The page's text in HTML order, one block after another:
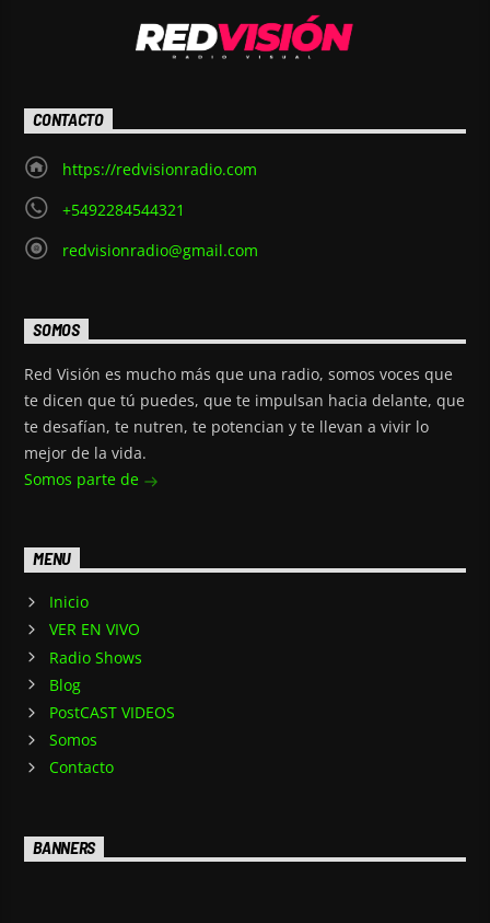
CONTACTO
https://redvisionradio.com
+5492284544321
redvisionradio@gmail.com
SOMOS
Red Visión es mucho más que una radio, somos voces que
te dicen que tú puedes, que te impulsan hacia delante, que
te desafían, te nutren, te potencian y te llevan a vivir lo
mejor de la vida.
Somos parte de
MENU
Inicio
VER EN VIVO
Radio Shows
Blog
PostCAST VIDEOS
Somos
Contacto
BANNERS